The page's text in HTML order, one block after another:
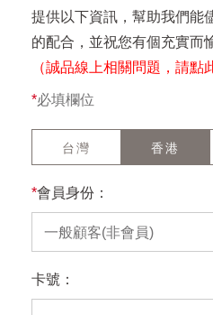
提供以下資訊，幫助我們能
的配合，並祝您有個充實而
（誠品線上相關問題，請點
*必填欄位
台灣 香港
*會員身份：
一般顧客(非會員)
卡號：